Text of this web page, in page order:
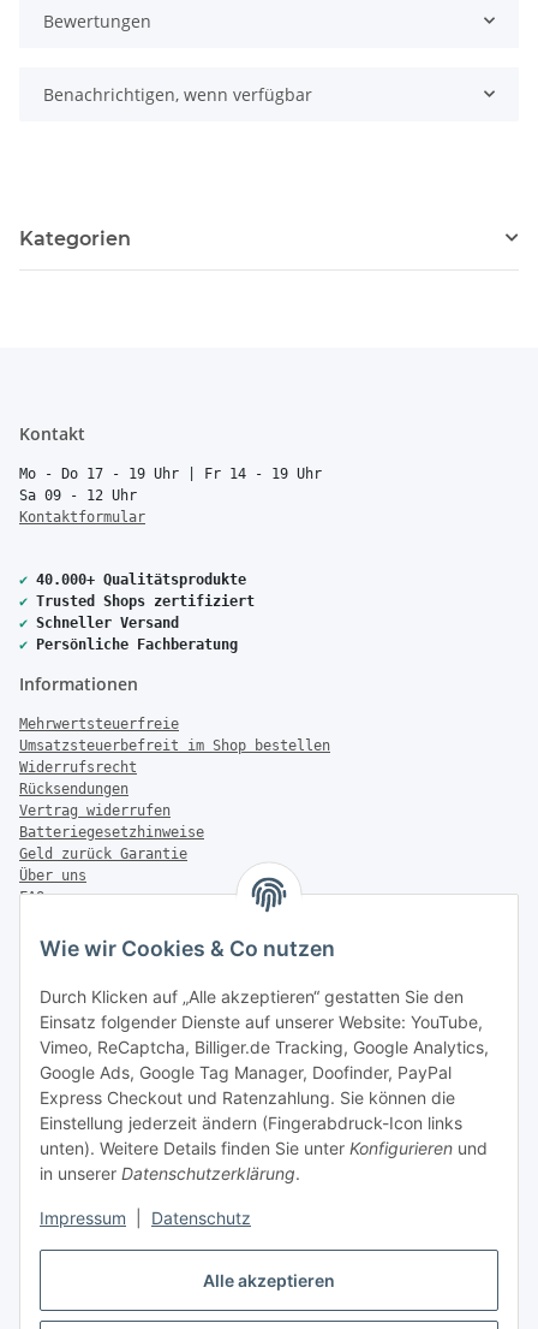
Alle akzeptieren
Wie wir Cookies & Co nutzen
Durch Klicken auf „Alle akzeptieren“ gestatten Sie den
Einsatz folgender Dienste auf unserer Website: YouTube,
Vimeo, ReCaptcha, Billiger.de Tracking, Google Analytics,
Google Ads, Google Tag Manager, Doofinder, PayPal
Express Checkout und Ratenzahlung. Sie können die
Einstellung jederzeit ändern (Fingerabdruck-Icon links
unten). Weitere Details finden Sie unter Konfigurieren und
in unserer Datenschutzerklärung.
Impressum Datenschutz
Bewertungen
Benachrichtigen, wenn verfügbar
Kategorien
Kontakt
Mo - Do 17 - 19 Uhr | Fr 14 - 19 Uhr
Sa 09 - 12 Uhr
Kontaktformular
✔ 40.000+ Qualitätsprodukte
✔ Trusted Shops zertifiziert
✔ Schneller Versand
✔ Persönliche Fachberatung
Informationen
Mehrwertsteuerfreie
Umsatzsteuerbefreit im Shop bestellen
Widerrufsrecht
Rücksendungen
Vertrag widerrufen
Batteriegesetzhinweise
Geld zurück Garantie
Über uns
FAQ
Zahlung & Versand
Versandinformationen
Sonstiges